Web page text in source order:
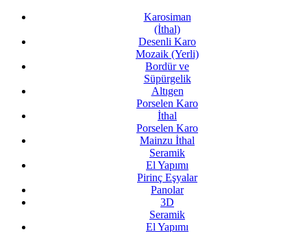
Karosiman
(İthal)
Desenli Karo
Mozaik (Yerli)
Bordür ve
Süpürgelik
Altıgen
Porselen Karo
İthal
Porselen Karo
Mainzu İthal
Seramik
El Yapımı
Pirinç Eşyalar
Panolar
3D
Seramik
El Yapımı